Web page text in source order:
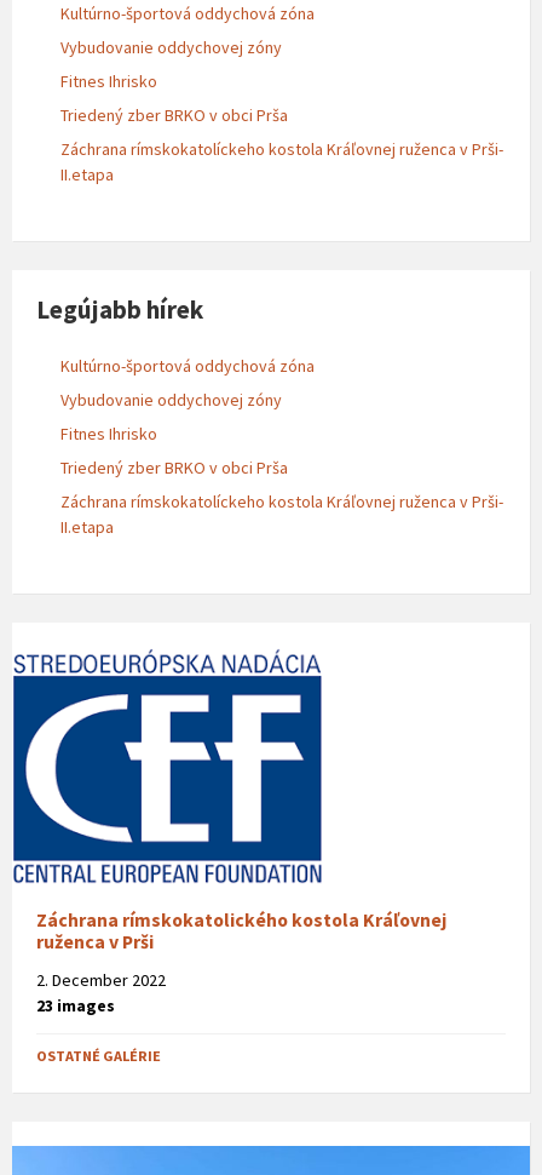
Kultúrno-športová oddychová zóna
Vybudovanie oddychovej zóny
Fitnes Ihrisko
Triedený zber BRKO v obci Prša
Záchrana rímskokatolíckeho kostola Kráľovnej ruženca v Prši-
II.etapa
Legújabb hírek
Kultúrno-športová oddychová zóna
Vybudovanie oddychovej zóny
Fitnes Ihrisko
Triedený zber BRKO v obci Prša
Záchrana rímskokatolíckeho kostola Kráľovnej ruženca v Prši-
II.etapa
Záchrana rímskokatolického kostola Kráľovnej
ruženca v Prši
2. December 2022
23 images
OSTATNÉ GALÉRIE